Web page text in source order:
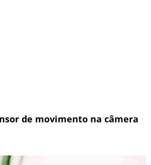
de movimento na câmera